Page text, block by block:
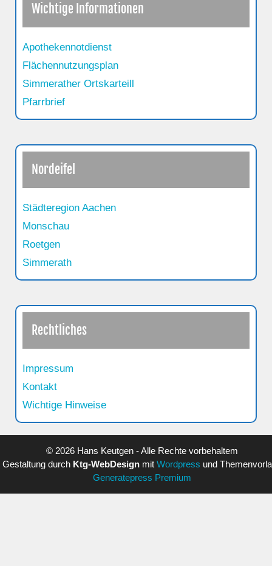
Wichtige Informationen
Apothekennotdienst
Flächennutzungsplan
Simmerather Ortskarteill
Pfarrbrief
Nordeifel
Städteregion Aachen
Monschau
Roetgen
Simmerath
Rechtliches
Impressum
Kontakt
Wichtige Hinweise
© 2026 Hans Keutgen - Alle Rechte vorbehaltem
Gestaltung durch Ktg-WebDesign mit Wordpress und
Generatepress Premium